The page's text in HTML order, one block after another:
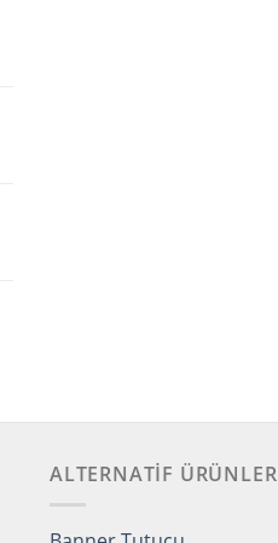
ALTERNATİF ÜRÜNLER